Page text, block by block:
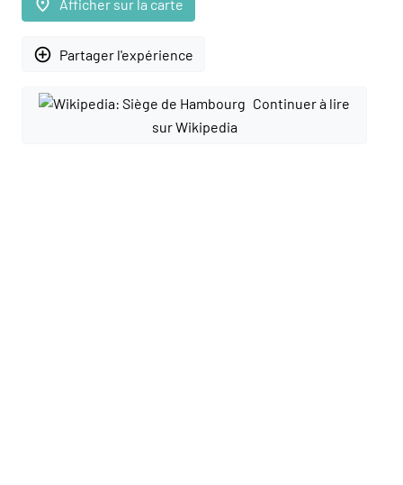
place Afficher sur la carte
add_circle_outline Partager l'expérience
Continuer à lire
sur Wikipedia